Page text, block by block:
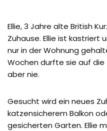
Ellie, 3 Jahre alte British
Zuhause. Ellie ist kastriert
nur in der Wohnung
Wochen durfte sie auf
aber nie.
Gesucht wird ein neues
katzensicherem Balkon
gesicherten Garten. Ellie